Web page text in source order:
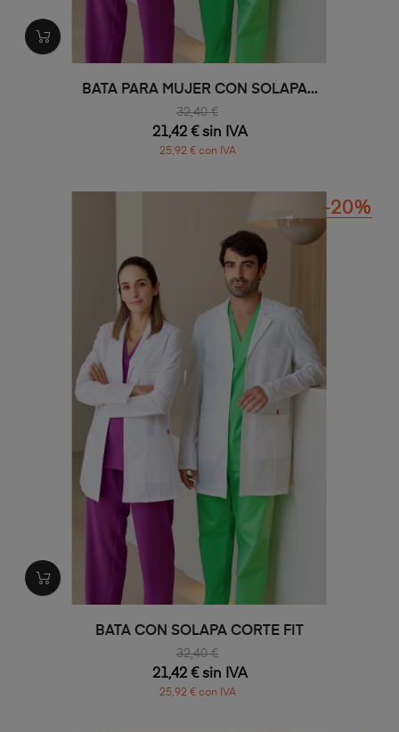
BATA PARA MUJER CON SOLAPA...
32,40 €
21,42 € sin IVA
25,92 € con IVA
BATA CON SOLAPA CORTE FIT
32,40 €
-20%
21,42 € sin IVA
25,92 € con IVA